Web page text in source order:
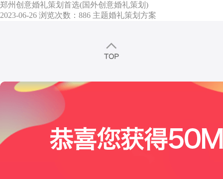
郑州创意婚礼策划首选(国外创意婚礼策划)
2023-06-26 浏览次数：886 主题婚礼策划方案